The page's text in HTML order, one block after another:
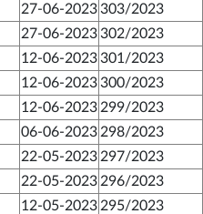
27-06-2023303/2023
27-06-2023302/2023
12-06-2023301/2023
12-06-2023300/2023
12-06-2023 299/2023
06-06-2023 298/2023
22-05-2023 297/2023
22-05-2023 296/2023
12-05-2023 295/2023